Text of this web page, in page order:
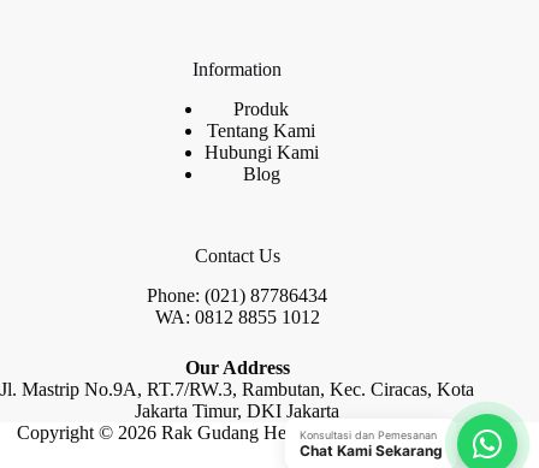
Information
Produk
Tentang Kami
Hubungi Kami
Blog
Contact Us
Phone: (021) 87786434
WA: 0812 8855 1012
Our Address
Jl. Mastrip No.9A, RT.7/RW.3, Rambutan, Kec. Ciracas, Kota
Jakarta Timur, DKI Jakarta
Copyright © 2026 Rak Gudang Heayy Duty by Raja Rak
Konsultasi dan Pemesanan
Chat Kami Sekarang